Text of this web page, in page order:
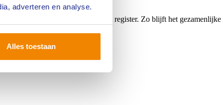
adverteren en analyse.
Alles toestaan
disciplines binnen het register. Zo blijft het gezamenlijke